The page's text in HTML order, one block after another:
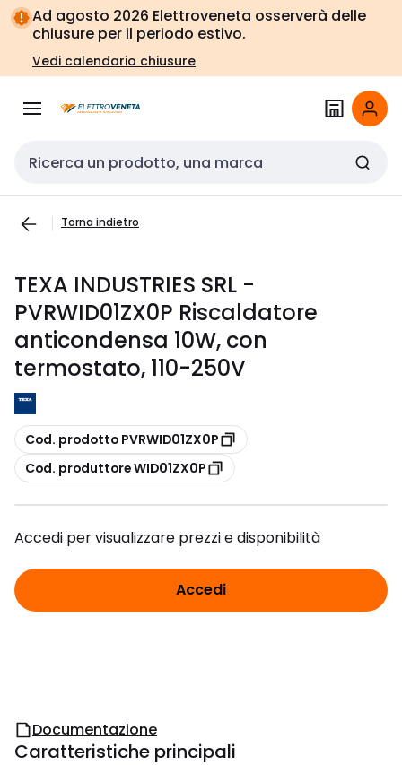
Vai alla
navigazione
Vai
alla
pagina
Ad agosto 2026 Elettroveneta osserverà delle
chiusure per il periodo estivo.
Vedi calendario chiusure
Cerca input
Torna indietro
TEXA INDUSTRIES SRL -
PVRWID01ZX0P Riscaldatore
anticondensa 10W, con
termostato, 110-250V
copia
Cod. prodotto PVRWID01ZX0P
copia
Cod. produttore WID01ZX0P
Accedi per visualizzare prezzi e disponibilità
Accedi
Documentazione
Caratteristiche principali